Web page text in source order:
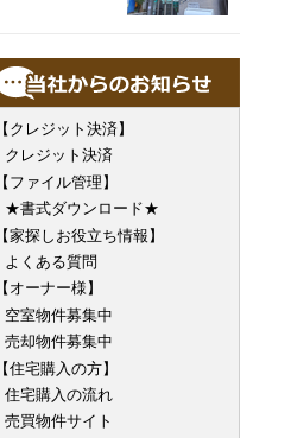
【クレジット決済】
クレジット決済
【ファイル管理】
★書式ダウンロード★
【家探しお役立ち情報】
よくある質問
【オーナー様】
空室物件募集中
売却物件募集中
【住宅購入の方】
住宅購入の流れ
売買物件サイト